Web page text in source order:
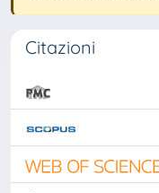
Citazioni